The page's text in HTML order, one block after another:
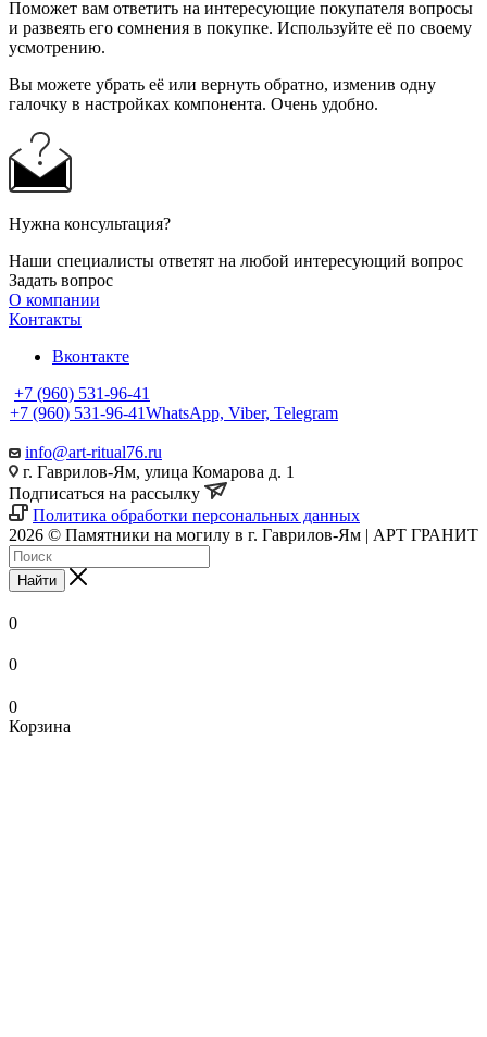
Поможет вам ответить на интересующие покупателя вопросы
и развеять его сомнения в покупке. Используйте её по своему
усмотрению.
Вы можете убрать её или вернуть обратно, изменив одну
галочку в настройках компонента. Очень удобно.
Нужна консультация?
Наши специалисты ответят на любой интересующий вопрос
Задать вопрос
О компании
Контакты
Вконтакте
+7 (960) 531-96-41
+7 (960) 531-96-41WhatsApp, Viber, Telegram
info@art-ritual76.ru
г. Гаврилов-Ям, улица Комарова д. 1
Подписаться на рассылку
Политика обработки персональных данных
2026 © Памятники на могилу в г. Гаврилов-Ям | АРТ ГРАНИТ
Найти
0
0
0
Корзина